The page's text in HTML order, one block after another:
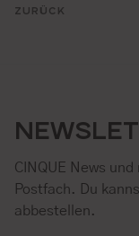
ZURÜCK
CINQUE News
Postfach. Du
abbestellen.